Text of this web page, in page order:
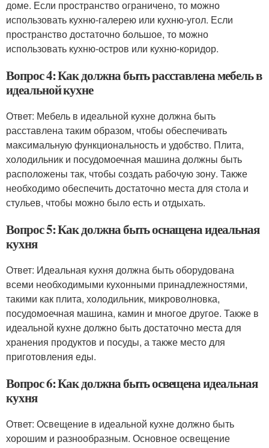
доме. Если пространство ограничено, то можно
использовать кухню-галерею или кухню-угол. Если
пространство достаточно большое, то можно
использовать кухню-остров или кухню-коридор.
Вопрос 4: Как должна быть расставлена мебель в
идеальной кухне
Ответ: Мебель в идеальной кухне должна быть
расставлена таким образом, чтобы обеспечивать
максимальную функциональность и удобство. Плита,
холодильник и посудомоечная машина должны быть
расположены так, чтобы создать рабочую зону. Также
необходимо обеспечить достаточно места для стола и
стульев, чтобы можно было есть и отдыхать.
Вопрос 5: Как должна быть оснащена идеальная
кухня
Ответ: Идеальная кухня должна быть оборудована
всеми необходимыми кухонными принадлежностями,
такими как плита, холодильник, микроволновка,
посудомоечная машина, камин и многое другое. Также в
идеальной кухне должно быть достаточно места для
хранения продуктов и посуды, а также место для
приготовления еды.
Вопрос 6: Как должна быть освещена идеальная
кухня
Ответ: Освещение в идеальной кухне должно быть
хорошим и разнообразным. Основное освещение